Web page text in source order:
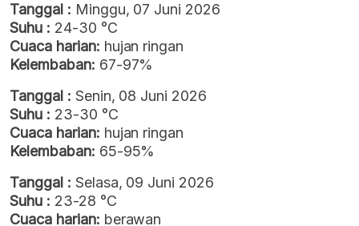
Tanggal : Minggu, 07 Juni 2026
Suhu : 24-30 °C
Cuaca harian: hujan ringan
Kelembaban: 67-97%
Tanggal : Senin, 08 Juni 2026
Suhu : 23-30 °C
Cuaca harian: hujan ringan
Kelembaban: 65-95%
Tanggal : Selasa, 09 Juni 2026
Suhu : 23-28 °C
Cuaca harian: berawan